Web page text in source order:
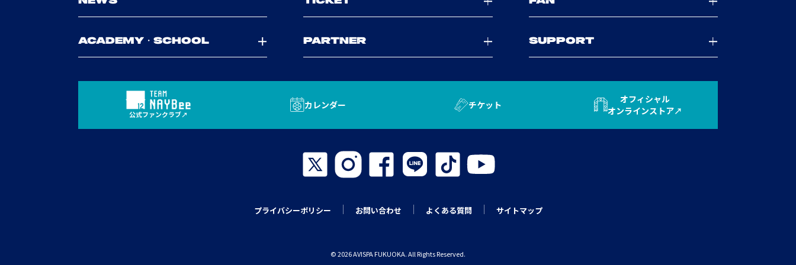
ACADEMY・SCHOOL PARTNER SUPPORT
公式ファンクラブ
カレンダー チケット
オフィシャル
オンラインストア
プライバシーポリシー お問い合わせ よくある質問 サイトマップ
© 2026 AVISPA FUKUOKA. All Rights Reserved.